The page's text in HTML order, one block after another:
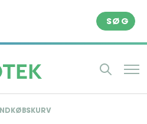
SØG
INDKØBSKURV